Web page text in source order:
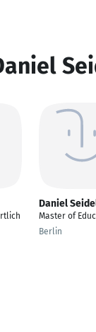
Daniel
Master of
Berlin